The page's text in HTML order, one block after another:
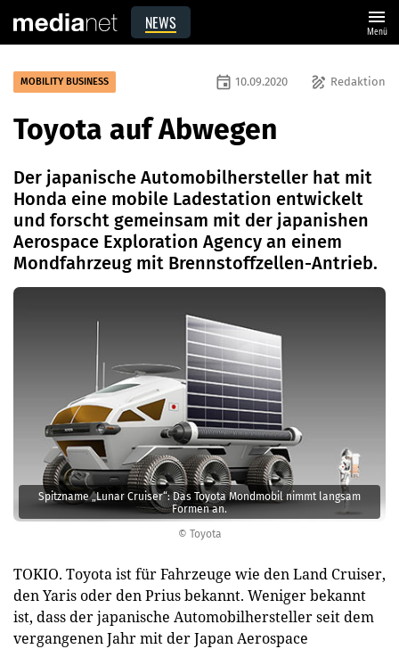
NEWS menu
Menü
© Toyota
Spitzname „Lunar Cruiser“: Das Toyota Mondmobil nimmt langsam
Formen an.
MOBILITY BUSINESS draw Redaktion
event 10.09.2020
Toyota auf Abwegen
Der japanische Automobilhersteller hat mit
Honda eine mobile Ladestation entwickelt
und forscht gemeinsam mit der japanishen
Aerospace Exploration Agency an einem
Mondfahrzeug mit Brennstoffzellen-Antrieb.
TOKIO. Toyota ist für Fahrzeuge wie den Land Cruiser,
den Yaris oder den Prius bekannt. Weniger bekannt
ist, dass der japanische Automobilhersteller seit dem
vergangenen Jahr mit der Japan Aerospace